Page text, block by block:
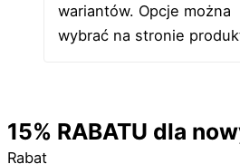
wariantów. Opcje można
wybrać na stronie
15% RABATU dla
Rabat